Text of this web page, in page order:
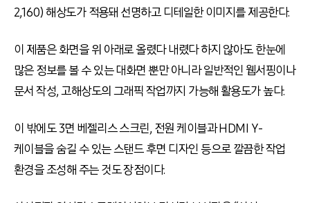
2,160) 해상도가 적용돼 선명하고 디테일한 이미지를 제공한다.
이 제품은 화면을 위 아래로 올렸다 내렸다 하지 않아도 한눈에
많은 정보를 볼 수 있는 대화면 뿐만 아니라 일반적인 웹서핑이나
문서 작성, 고해상도의 그래픽 작업까지 가능해 활용도가 높다.
이 밖에도 3면 베젤리스 스크린, 전원 케이블과 HDMI Y-
케이블을 숨길 수 있는 스탠드 후면 디자인 등으로 깔끔한 작업
환경을 조성해 주는 것도 장점이다.